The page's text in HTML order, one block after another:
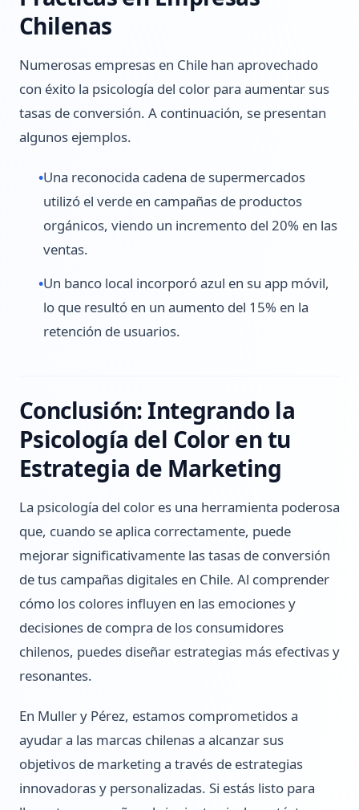
Chilenas
Numerosas empresas en Chile han aprovechado
con éxito la psicología del color para aumentar sus
tasas de conversión. A continuación, se presentan
algunos ejemplos.
•Una reconocida cadena de supermercados
utilizó el verde en campañas de productos
orgánicos, viendo un incremento del 20% en las
ventas.
•Un banco local incorporó azul en su app móvil,
lo que resultó en un aumento del 15% en la
retención de usuarios.
Conclusión: Integrando la
Psicología del Color en tu
Estrategia de Marketing
La psicología del color es una herramienta poderosa
que, cuando se aplica correctamente, puede
mejorar significativamente las tasas de conversión
de tus campañas digitales en Chile. Al comprender
cómo los colores influyen en las emociones y
decisiones de compra de los consumidores
chilenos, puedes diseñar estrategias más efectivas y
resonantes.
En Muller y Pérez, estamos comprometidos a
ayudar a las marcas chilenas a alcanzar sus
objetivos de marketing a través de estrategias
innovadoras y personalizadas. Si estás listo para